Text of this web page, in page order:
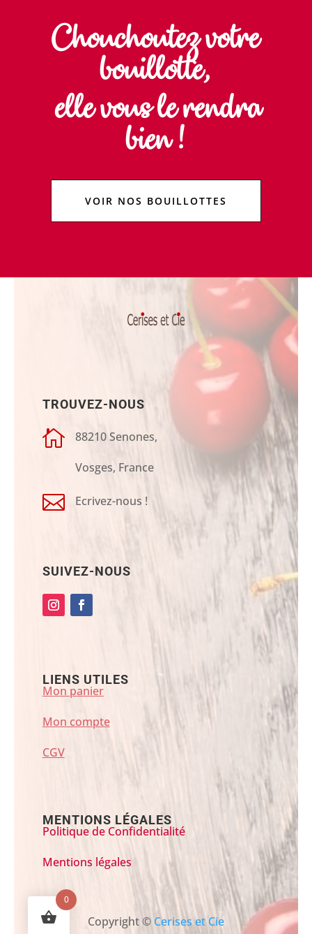
Chouchoutez votre
bouillotte,
elle vous le rendra
bien !
VOIR NOS BOUILLOTTES
TROUVEZ-NOUS

88210 Senones,
Vosges, France
 Ecrivez-nous !
SUIVEZ-NOUS
LIENS UTILES
Mon panier
Mon compte
CGV
MENTIONS LÉGALES
Politique de Confidentialité
Mentions légales
Copyright © Cerises et Cie
0